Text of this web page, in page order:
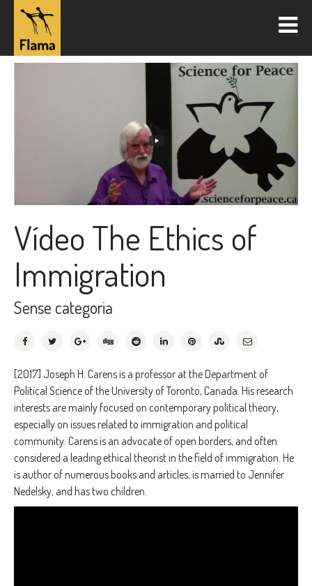
Vídeo The Ethics of
Immigration
Sense categoria
[2017] Joseph H. Carens is a professor at the Department of
Political Science of the University of Toronto, Canada. His research
interests are mainly focused on contemporary political theory,
especially on issues related to immigration and political
community. Carens is an advocate of open borders, and often
considered a leading ethical theorist in the field of immigration. He
is author of numerous books and articles, is married to Jennifer
Nedelsky, and has two children.